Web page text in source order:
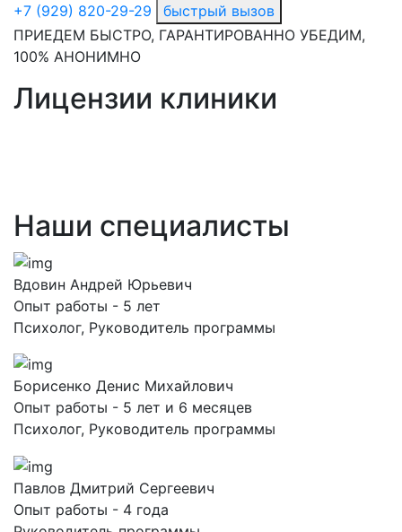
+7 (929) 820-29-29
быстрый вызов
ПРИЕДЕМ БЫСТРО, ГАРАНТИРОВАННО УБЕДИМ,
100% АНОНИМНО
Лицензии клиники
Наши специалисты
Вдовин Андрей Юрьевич
Опыт работы - 5 лет
Психолог, Руководитель программы
Борисенко Денис Михайлович
Опыт работы - 5 лет и 6 месяцев
Психолог, Руководитель программы
Павлов Дмитрий Сергеевич
Опыт работы - 4 года